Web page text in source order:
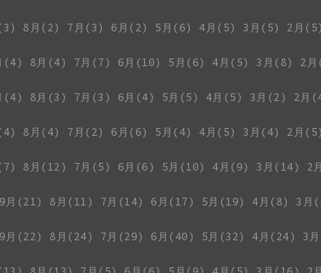
8月(2) 7月(3) 6月(2) 5月(6) 4月(5) 3月(5) 2月(5)
(4) 8月(4) 7月(7) 6月(10) 5月(6) 4月(5) 3月(8) 2
(4) 8月(3) 7月(3) 6月(4) 5月(5) 4月(5) 3月(2) 2月
8月(4) 7月(2) 6月(6) 5月(4) 4月(5) 3月(4) 2月(5)
8月(12) 7月(5) 6月(6) 5月(10) 4月(9) 3月(14) 2
9月(21) 8月(11) 7月(14) 6月(17) 5月(19) 4月(8) 3月
9月(22) 8月(24) 7月(29) 6月(40) 5月(32) 4月(24) 3